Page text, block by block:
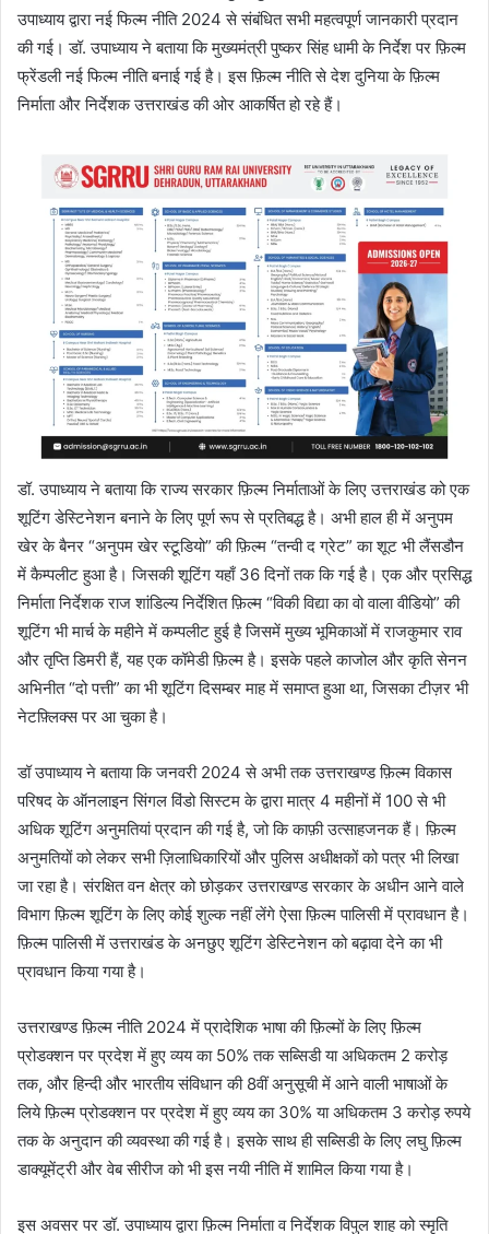
उपाध्याय द्वारा नई फिल्म नीति 2024 से संबंधित सभी महत्वपूर्ण जानकारी प्रदान
की गई। डॉ. उपाध्याय ने बताया कि मुख्यमंत्री पुष्कर सिंह धामी के निर्देश पर फ़िल्म
फ्रेंडली नई फिल्म नीति बनाई गई है। इस फ़िल्म नीति से देश दुनिया के फ़िल्म
निर्माता और निर्देशक उत्तराखंड की ओर आकर्षित हो रहे हैं।
डॉ. उपाध्याय ने बताया कि राज्य सरकार फ़िल्म निर्माताओं के लिए उत्तराखंड को एक
शूटिंग डेस्टिनेशन बनाने के लिए पूर्ण रूप से प्रतिबद्ध है। अभी हाल ही में अनुपम
खेर के बैनर “अनुपम खेर स्टूडियो” की फ़िल्म “तन्वी द ग्रेट” का शूट भी लैंसडौन
में कैम्पलीट हुआ है। जिसकी शूटिंग यहाँ 36 दिनों तक कि गई है। एक और प्रसिद्ध
निर्माता निर्देशक राज शांडिल्य निर्देशित फ़िल्म “विकी विद्या का वो वाला वीडियो” की
शूटिंग भी मार्च के महीने में कम्पलीट हुई है जिसमें मुख्य भूमिकाओं में राजकुमार राव
और तृप्ति डिमरी हैं, यह एक कॉमेडी फ़िल्म है। इसके पहले काजोल और कृति सेनन
अभिनीत “दो पत्ती” का भी शूटिंग दिसम्बर माह में समाप्त हुआ था, जिसका टीज़र भी
नेटफ़्लिक्स पर आ चुका है।
डॉ उपाध्याय ने बताया कि जनवरी 2024 से अभी तक उत्तराखण्ड फ़िल्म विकास
परिषद के ऑनलाइन सिंगल विंडो सिस्टम के द्वारा मात्र 4 महीनों में 100 से भी
अधिक शूटिंग अनुमतियां प्रदान की गई है, जो कि काफ़ी उत्साहजनक हैं। फ़िल्म
अनुमतियों को लेकर सभी ज़िलाधिकारियों और पुलिस अधीक्षकों को पत्र भी लिखा
जा रहा है। संरक्षित वन क्षेत्र को छोड़कर उत्तराखण्ड सरकार के अधीन आने वाले
विभाग फ़िल्म शूटिंग के लिए कोई शुल्क नहीं लेंगे ऐसा फ़िल्म पालिसी में प्रावधान है।
फ़िल्म पालिसी में उत्तराखंड के अनछुए शूटिंग डेस्टिनेशन को बढ़ावा देने का भी
प्रावधान किया गया है।
उत्तराखण्ड फ़िल्म नीति 2024 में प्रादेशिक भाषा की फ़िल्मों के लिए फ़िल्म
प्रोडक्शन पर प्रदेश में हुए व्यय का 50% तक सब्सिडी या अधिकतम 2 करोड़
तक, और हिन्दी और भारतीय संविधान की 8वीं अनुसूची में आने वाली भाषाओं के
लिये फ़िल्म प्रोडक्शन पर प्रदेश में हुए व्यय का 30% या अधिकतम 3 करोड़ रुपये
तक के अनुदान की व्यवस्था की गई है। इसके साथ ही सब्सिडी के लिए लघु फ़िल्म
डाक्यूमेंट्री और वेब सीरीज को भी इस नयी नीति में शामिल किया गया है।
इस अवसर पर डॉ. उपाध्याय द्वारा फ़िल्म निर्माता व निर्देशक विपुल शाह को स्मृति